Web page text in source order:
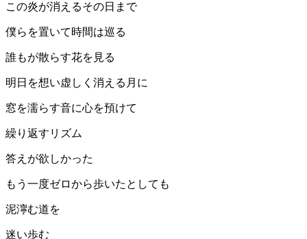
この炎が消えるその日まで
僕らを置いて時間は巡る
誰もが散らす花を見る
明日を想い虚しく消える月に
窓を濡らす音に心を預けて
繰り返すリズム
答えが欲しかった
もう一度ゼロから歩いたとしても
泥濘む道を
迷い歩む